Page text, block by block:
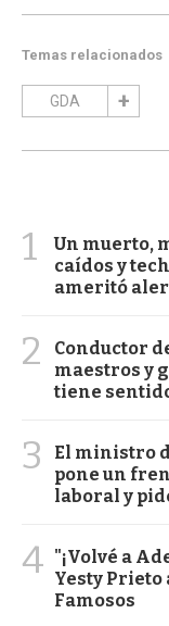
Temas relacionados
GDA
1
Un muerto,
caídos y
ameritó
2
Conductor
maestros y
tiene
3
El ministro
pone un
laboral y
4 "¡Volvé a
Yesty Prieto
Famosos